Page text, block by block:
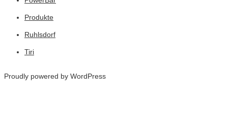
Produkte
Ruhlsdorf
Tiri
Proudly powered by WordPress